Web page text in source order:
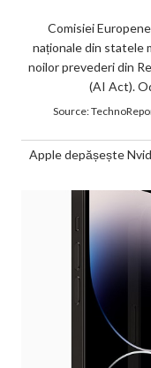
Comisiei
naționale din statele
noilor prevederi din
(AI Act).
Source:
Apple depășește